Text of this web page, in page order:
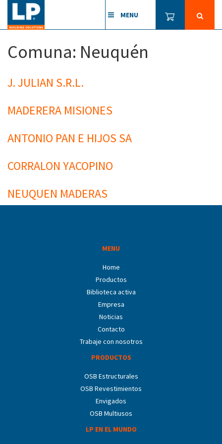
MENU
Comuna: Neuquén
J. JULIAN S.R.L.
MADERERA MISIONES
ANTONIO PAN E HIJOS SA
CORRALON YACOPINO
NEUQUEN MADERAS
MENU
Home
Productos
Biblioteca activa
Empresa
Noticias
Contacto
Trabaje con nosotros
PRODUCTOS
OSB Estructurales
OSB Revestimientos
Envigados
OSB Multiusos
LP EN EL MUNDO